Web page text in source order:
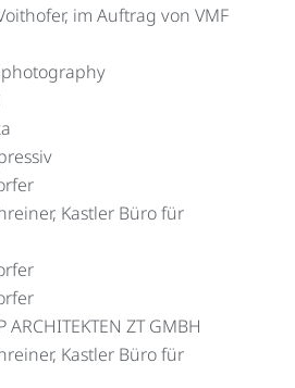
im Auftrag von VMF
photography
Kastler Büro für
ZT GMBH
Kastler Büro für